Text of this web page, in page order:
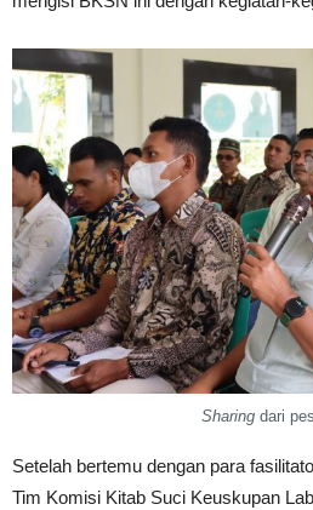
Sharing dari
Setelah bertemu dengan para
Tim Komisi Kitab Suci Keuskupan